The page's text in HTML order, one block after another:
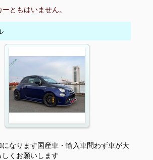
ともはいません。
になります国産車・輸入車問わず車が大
くお願いします